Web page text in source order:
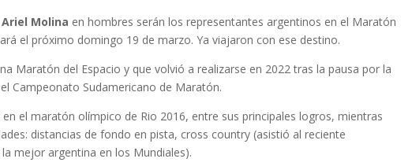
Molina en hombres serán los representantes argentinos en el Maratón
el próximo domingo 19 de marzo. Ya viajaron con ese destino.
del Espacio y que volvió a realizarse en 2022 tras la pausa por la
Campeonato Sudamericano de Maratón.
maratón olímpico de Rio 2016, entre sus principales logros, mientras
distancias de fondo en pista, cross country (asistió al reciente
mejor argentina en los Mundiales).